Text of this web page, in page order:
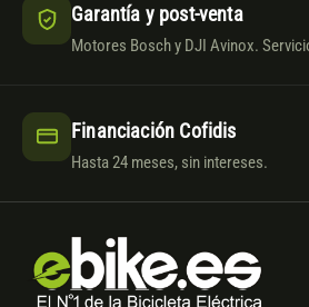
Garantía y post-venta
Motores Bosch y DJI Avinox.
Financiación Cofidis
Hasta 24 meses, sin intereses.